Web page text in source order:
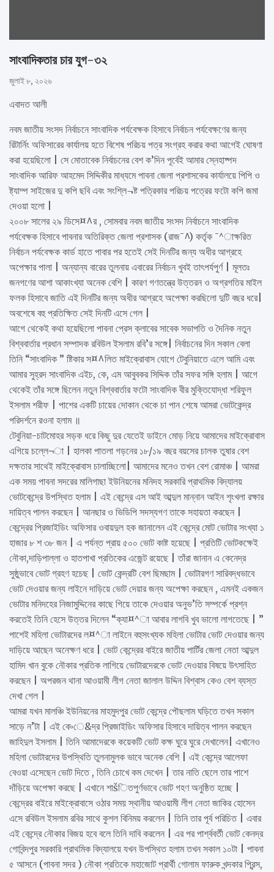
সাংবাদিকতার চার যুগ-৩২
জুলাই ৮, ২০২৬
এবাদত আলী
নবম জাতীয় সংসদ নির্বাচনে সাংবাদিক পর্যবেক্ষক হিসাবে নির্বাচন পর্যবেক্ষণের জন্য
রিটার্নিং অফিসারের কার্যালয় হতে বিশেষ পরিচয় পত্র সংগ্রহ করার কথা আগেই ঘোষণা
করা হয়েছিলো | সে মোতাবেক নির্বাচনের বেশ ক’দিন পূর্বেই আমার স্নেহাষ্পদ
সাংবাদিক আরিফ আহমেদ সিদ্দিকীর মাধ্যমে পাবনা জেলা প্রশাসকের কার্যালয়ে পিপি ও
ষ্ট্যাম্প সাইজের দু কপি ছবি এবং সংশ্লি¬ষ্ট পত্রিকার পরিচয় পত্রের ফটো কপি জমা
দেওয়া হলো |
২০০৮ সালের ২৯ ডিসে¤^র , সোমবার নবম জাতীয় সংসদ নির্বাচনে সাংবাদিক
পর্যবেক্ষক হিসাবে পাবনার অতিরিক্ত জেলা প্রশাসক (রাজ¯^) কর্তৃক ¯^াক্ষরিত
নির্বাচন পর্যবেক্ষক কার্ড হাতে পাবার পর হতেই সেই দিনটির জন্য অধীর আগ্রহে
অপেক্ষার পালা | অন্যান্য বারের তুলনায় এবারের নির্বাচন খুবই তাৎপর্যপুর্ণ | মূলতঃ
জনগণের আশা আকাংখ্যা অনেক বেশি | কারণ গণতন্ত্রে উত্তরন ও অগ্রগতির মাইল
ফলক হিসাবে জাতি এই দিনটির জন্য অধীর আগ্রহে অপেক্ষা করছিলো দুটি বছর ধরে|
অবশেষে বহু প্রতিক্ষিত সেই দিনটি এসে গেল |
আগে থেকেই কথা হয়েছিলো পাবনা প্রেস ক্লাবের সাবেক সভাপতি ও দৈনিক নতুন
বিশ্ববার্তার প্রধান সম্পাদক রবিউল ইসলাম রবি’র সঙ্গে| নির্বাচনের দিন সকাল বেলা
তিনি “সাংবাদিক ” ষ্টিকার স¤^লিত মাইক্রোবাস যোগে টেবুনিয়াতে এলে আমি এবং
আমার সুহ্রদ সাংবাদিক এইচ, কে, এম আবুবকর সিদ্দিক তাঁর সফর সঙ্গি হলাম | আগে
থেকেই তাঁর সঙ্গে ছিলেন নতুন বিশ্ববার্তার ফটো সাংবাদিক বীর মুক্তিযোদ্ধা শরিফুল
ইসলাম শরীফ | পাশের একটি চায়ের দোকান থেকে চা পান শেষে আমরা ভোটকেন্দ্র
পরিদর্শনে রওনা হলাম ॥
টেবুনিয়া-চাটমোহর সড়ক ধরে কিছু দুর যেতেই ডাইনে মোড় নিয়ে আমাদের মাইক্রোবাস
এগিয়ে চল্লে¬া | হালকা পাতলা গড়নের ১৮/১৯ বছর বয়সের চালক তুষার বেশ
দক্ষতার সাথেই মাইক্রোবাস চালাচ্ছিলো| আমাদের মনেও তখন বেশ রোমাঞ্চ | আমরা
এক সময় পাবনা সদরের মালিগাছা ইউনিয়নের মনিদহ সরকারি প্রাথমিক বিদ্যালয়
ভোটকেন্দ্রে উপস্থিত হলাম | এই কেন্দ্রে এস আই আব্দুল মান্নান আইন শৃংখলা রক্ষার
দায়িত্ব পালন করছেন | আনছার ও ভিডিপি সদস্যগণ তাকে সহায়তা করছেন |
কেন্দ্রের প্রিজাইডিং অফিসার ওবায়দুল হক জানালেন এই কেন্দ্রে মোট ভোটার সংখ্যা ১
হাজার ৮ শ ৩৮ জন | এ পর্যন্ত প্রায় ৫০০ ভোট কাষ্ট হয়েছে | প্রতিটি ভোটকক্ষেই
নৌকা,দাড়িপাল্লা ও হাতপাখা প্রতিকের এজেন্ট রয়েছে | তাঁরা জানান এ কেনেদ্র
সুষ্ঠুভাবে ভোট গ্রহণ হচেছ | ভোট কেন্দ্রটি বেশ ছিমছাম | ভোটারগণ সারিবদ্ধভাবে
ভোট দেওয়ার জন্য লাইনে দাড়িয়ে ভোট দেয়ার জন্য অপেক্ষা করছেন , এমনই একজন
ভোটার মনিদহের নিজামুদ্দিনের কাছে গিয়ে তাকে দেওয়ার অনুভ’তি সম্পর্কে প্রশ্ন
করতেই তিনি হেসে উত্তর দিলেন “ক্যা¤^া আবার লাগবি খুব ভালো লাগতেছে | ”
পাশেই মহিলা ভোটারদের ল¤^া লাইনে বহুসংখ্যক মহিলা ভোটার ভোট দেওয়ার জন্য
দাড়িয়ে আছেন অনেক্ষণ ধরে | ভোট কেন্দ্রের বাইরে জাতীয় পার্টির জেলা নেতা আব্দুল
হামিদ খান বুকে নৌকার প্রতিক লাগিয়ে ভোটারদেরকে ভোট দেওয়ার বিষয়ে উৎসাহিত
করছেন | অপরজন থানা আওয়ামী লীগ নেতা জালাল উদ্দিন বিশ্বাস কেও বেশ ব্যস্ত
দেখা গেল |
আমরা যখন মালঞ্চি ইউনিয়নের মাহমুদপুর ভোট কেন্দ্রে পৌছলাম ঘড়িতে তখন সকাল
সাড়ে ন’টা | এই কে›ে&দ্র প্রিজাইডিং অফিসার হিসাবে দায়িত্ব পালন করছেন
জাহিদুল ইসলাম | তিনি আমাদেরকে কয়েকটি ভোট কক্ষ ঘুরে ঘুরে দেখালেন| এখানেও
মহিলা ভোটারদের উপস্থিতি তুলনামুলক ভাবে অনেক বেশি | এই কেন্দ্রে আলেফা
বেওয়া এসেছেন ভোট দিতে , তিনি চোখে কম দেখেন | তার নাতি ছেলে তার পাশে
দাঁড়িয়ে অপেক্ষা করছে | এখানে শাšিতপুর্ণভাবে ভোট গহণ অনুষ্ঠিত হচ্ছে |
কেন্দ্রের বাইরে মাইক্রোবাসে ওঠার সময় স্থানীয় আওয়ামী লীগ নেতা জাকির হোসেন
এসে রবিউল ইসলাম রবির সাথে কুশল বিনিময় করলেন | তিনি তার পূর্ব পরিচিত | এবার
এই কেন্দ্রে নৌকার বিজয় হবে বলে তিনি দাবি করলেন | এর পর পার্শ্ববর্তী ভোট কেনদ্র
গোবিন্দপুর সরকারি প্রাথমিক বিদ্যালয়ে যখন উপস্থিত হলাম তখন সকাল ১০টা | পাবনা
৫ আসনে (পাবনা সদর ) নৌকা প্রতিকে মহাজোট প্রার্থী গোলাম ফারুক খন্দকার প্রিন্স,